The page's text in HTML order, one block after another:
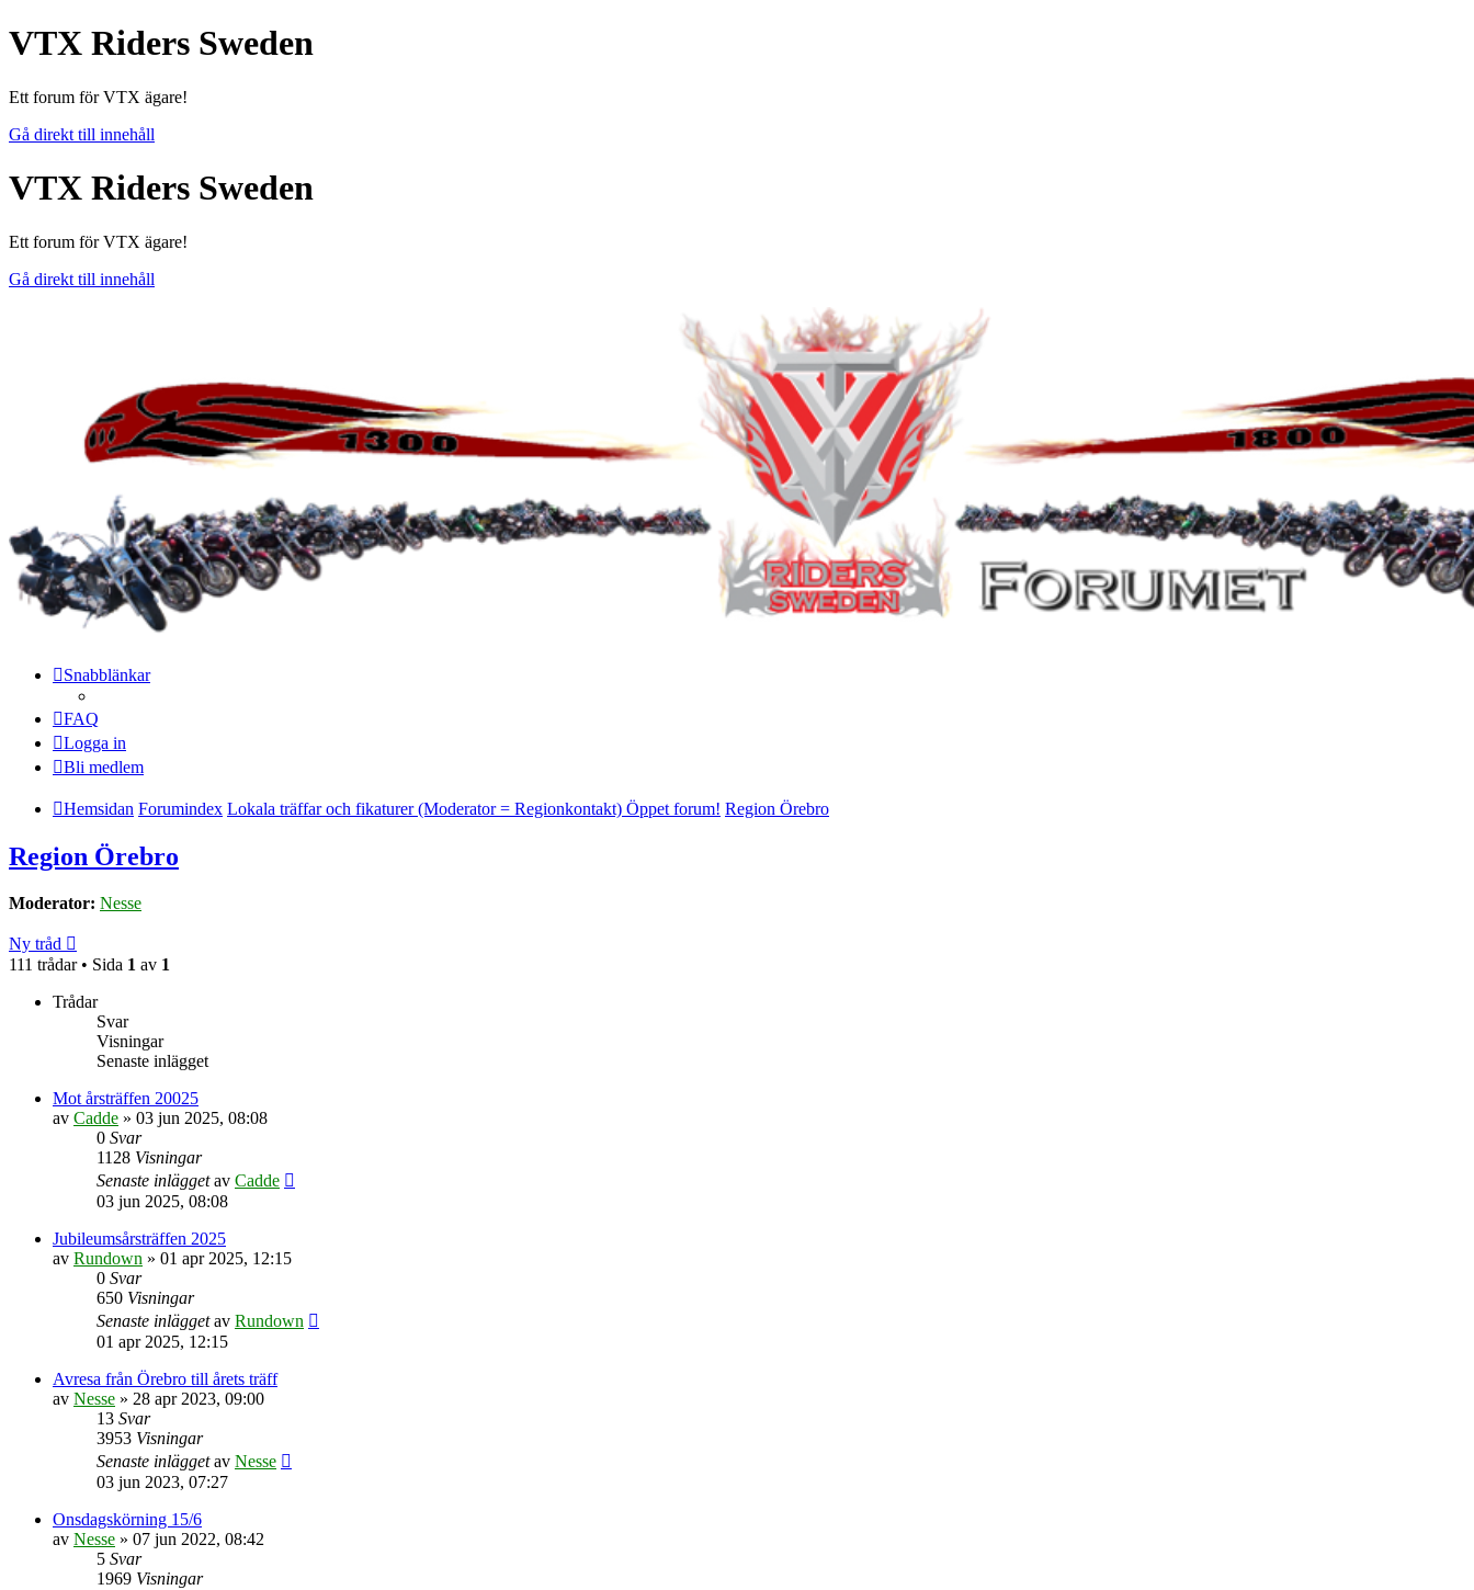
VTX Riders Sweden
Ett forum för VTX ägare!
Gå direkt till innehåll
VTX Riders Sweden
Ett forum för VTX ägare!
Gå direkt till innehåll
Snabblänkar
FAQ
Logga in
Bli medlem
Hemsidan Forumindex Lokala träffar och fikaturer (Moderator = Regionkontakt) Öppet forum! Region Örebro
Region Örebro
Moderator: Nesse
Ny tråd
111 trådar • Sida 1 av 1
Trådar
Svar
Visningar
Senaste inlägget
Mot årsträffen 20025
av Cadde » 03 jun 2025, 08:08
0 Svar
1128 Visningar
Senaste inläggetav Cadde
03 jun 2025, 08:08
Jubileumsårsträffen 2025
av Rundown » 01 apr 2025, 12:15
0 Svar
650 Visningar
Senaste inläggetav Rundown
01 apr 2025, 12:15
Avresa från Örebro till årets träff
av Nesse » 28 apr 2023, 09:00
13 Svar
3953 Visningar
Senaste inläggetav Nesse
03 jun 2023, 07:27
Onsdagskörning 15/6
av Nesse » 07 jun 2022, 08:42
5 Svar
1969 Visningar